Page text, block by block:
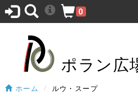
ポラン広
0
ホーム ルウ・スープ